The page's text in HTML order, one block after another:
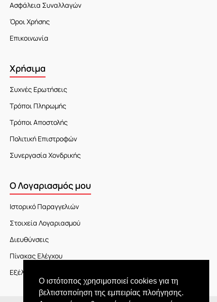
Ο ιστότοπος χρησιμοποιεί cookies για τη
βελτιστοποίηση της εμπειρίας πλοήγησης.
Ασφάλεια Συναλλαγών
Όροι Χρήσης
Επικοινωνία
Χρήσιμα
Συχνές Ερωτήσεις
Τρόποι Πληρωμής
Τρόποι Αποστολής
Πολιτική Επιστροφών
Συνεργασία Χονδρικής
Ο Λογαριασμός μου
Ιστορικό Παραγγελιών
Στοιχεία Λογαριασμού
Διευθύνσεις
Πίνακας Ελέγχου
Εξέλιξη Παραγγελίας